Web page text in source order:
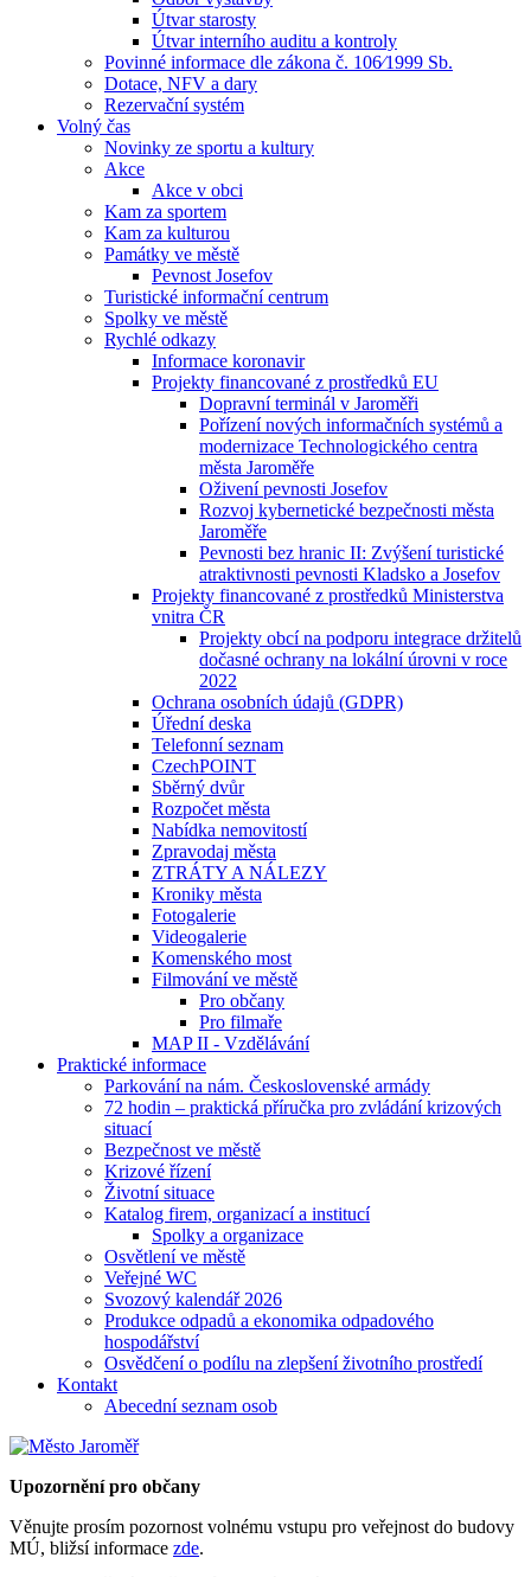
Útvar starosty
Útvar interního auditu a kontroly
Povinné informace dle zákona č. 106⁄1999 Sb.
Dotace, NFV a dary
Rezervační systém
Volný čas
Novinky ze sportu a kultury
Akce
Akce v obci
Kam za sportem
Kam za kulturou
Památky ve městě
Pevnost Josefov
Turistické informační centrum
Spolky ve městě
Rychlé odkazy
Informace koronavir
Projekty financované z prostředků EU
Dopravní terminál v Jaroměři
Pořízení nových informačních systémů a
modernizace Technologického centra
města Jaroměře
Oživení pevnosti Josefov
Rozvoj kybernetické bezpečnosti města
Jaroměře
Pevnosti bez hranic II: Zvýšení turistické
atraktivnosti pevnosti Kladsko a Josefov
Projekty financované z prostředků Ministerstva
vnitra ČR
Projekty obcí na podporu integrace držitelů
dočasné ochrany na lokální úrovni v roce
2022
Ochrana osobních údajů (GDPR)
Úřední deska
Telefonní seznam
CzechPOINT
Sběrný dvůr
Rozpočet města
Nabídka nemovitostí
Zpravodaj města
ZTRÁTY A NÁLEZY
Kroniky města
Fotogalerie
Videogalerie
Komenského most
Filmování ve městě
Pro občany
Pro filmaře
MAP II - Vzdělávání
Praktické informace
Parkování na nám. Československé armády
72 hodin – praktická příručka pro zvládání krizových
situací
Bezpečnost ve městě
Krizové řízení
Životní situace
Katalog firem, organizací a institucí
Spolky a organizace
Osvětlení ve městě
Veřejné WC
Svozový kalendář 2026
Produkce odpadů a ekonomika odpadového
hospodářství
Osvědčení o podílu na zlepšení životního prostředí
Kontakt
Abecední seznam osob
Upozornění pro občany
Věnujte prosím pozornost volnému vstupu pro veřejnost do budovy
MÚ, bližsí informace zde.